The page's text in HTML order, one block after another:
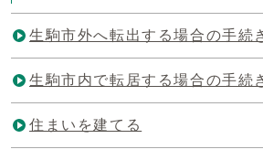
生駒市外へ転出する場合の手続
生駒市内で転居する場合の手続
住まいを建てる